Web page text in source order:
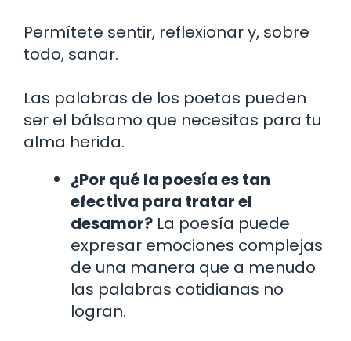
Permítete sentir, reflexionar y, sobre
todo, sanar.
Las palabras de los poetas pueden
ser el bálsamo que necesitas para tu
alma herida.
¿Por qué la poesía es tan
efectiva para tratar el
desamor? La poesía puede
expresar emociones complejas
de una manera que a menudo
las palabras cotidianas no
logran.